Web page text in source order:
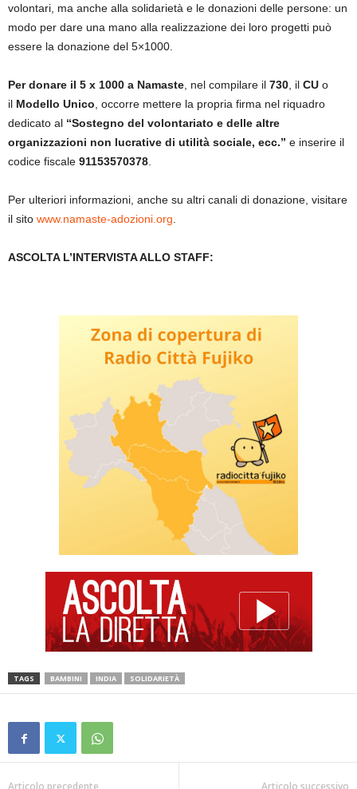
volontari, ma anche alla solidarietà e le donazioni delle persone: un
modo per dare una mano alla realizzazione dei loro progetti può
essere la donazione del 5×1000.
Per donare il 5 x 1000 a Namaste, nel compilare il 730, il CU o
il Modello Unico, occorre mettere la propria firma nel riquadro
dedicato al “Sostegno del volontariato e delle altre
organizzazioni non lucrative di utilità sociale, ecc.” e inserire il
codice fiscale 91153570378.
Per ulteriori informazioni, anche su altri canali di donazione, visitare
il sito www.namaste-adozioni.org.
ASCOLTA L’INTERVISTA ALLO STAFF:
TAGS BAMBINI INDIA SOLIDARIETÀ